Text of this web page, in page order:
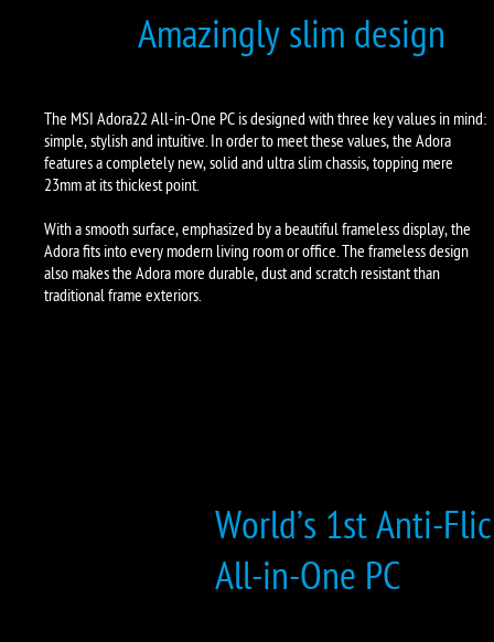
Amazingly slim design
The MSI Adora22 All-in-One PC is designed with three key values in mind:
simple, stylish and intuitive. In order to meet these values, the Adora
features a completely new, solid and ultra slim chassis, topping mere
23mm at its thickest point.
With a smooth surface, emphasized by a beautiful frameless display, the
Adora fits into every modern living room or office. The frameless design
also makes the Adora more durable, dust and scratch resistant than
traditional frame exteriors.
World’s 1st Anti-
All-in-One PC